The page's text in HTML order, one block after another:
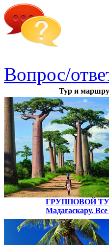
Вопрос/
Тур и
ГРУППОВОЙ
Мадагаскару.